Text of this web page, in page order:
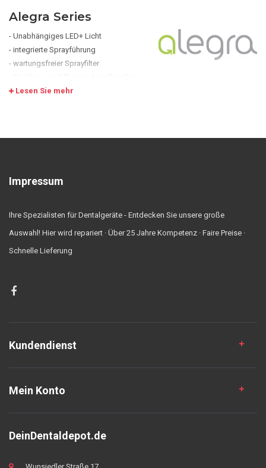
Alegra Series
- Unabhängiges LED+ Licht
- integrierte Sprayführung
- wartungsfreier Sprayfilter
- robustes Design
Lesen Sie mehr
Impressum
Ihre Spezialisten für Dentalgeräte - Entdecken Sie unsere große
Auswahl! Hier wird repariert · Über 25 Jahre Kompetenz · Faire Preise ·
Schnelle Lieferung
Kundendienst
Mein Konto
DeinDentaldepot.de